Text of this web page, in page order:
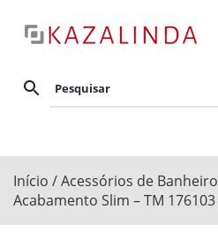
Início /Acessórios de Banheiro
Acabamento Slim – TM 176103